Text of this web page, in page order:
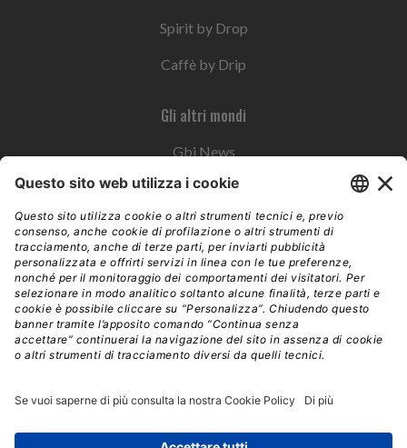
Spirit by Drop
Caffè by Drip
Gli altri mondi
Gbi News
Instoremag
Esplora il gruppo
Edra Edizioni
Edizioni LSWR
LSWR Group
Mixer è un prodotto del network Edra Edizioni. Direzione, amministrazione,